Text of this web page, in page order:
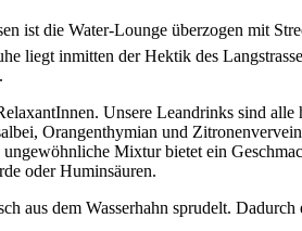
ist die Water-Lounge überzogen mit
liegt inmitten der Hektik des
Unsere Leandrinks sind
Orangenthymian und
Mixtur bietet ein
oder Huminsäuren.
aus dem Wasserhahn sprudelt.